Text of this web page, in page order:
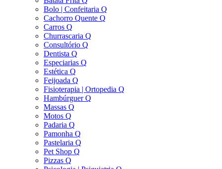
Bolo | Confeitaria Q
Cachorro Quente Q
Carros Q
Churrascaria Q
Consultório Q
Dentista Q
Especiarias Q
Estética Q
Feijoada Q
Fisioterapia | Ortopedia Q
Hambúrguer Q
Massas Q
Motos Q
Padaria Q
Pamonha Q
Pastelaria Q
Pet Shop Q
Pizzas Q